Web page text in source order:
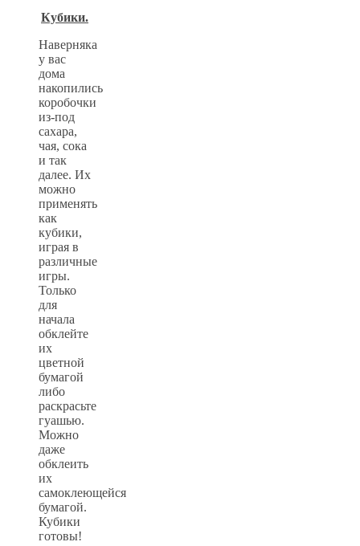
Кубики.
Наверняка
у вас
дома
накопились
коробочки
из-под
сахара,
чая, сока
и так
далее. Их
можно
применять
как
кубики,
играя в
различные
игры.
Только
для
начала
обклейте
их
цветной
бумагой
либо
раскрасьте
гуашью.
Можно
даже
обклеить
их
самоклеющейся
бумагой.
Кубики
готовы!